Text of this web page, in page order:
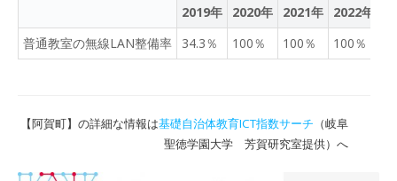
2019年 2020年 2021年 2022年
普通教室の無線LAN整備率
34.3％ 100％ 100％ 100％
【阿賀町】の詳細な情報は基礎自治体教育ICT指数サーチ （岐阜
聖徳学園大学 芳賀研究室提供）へ